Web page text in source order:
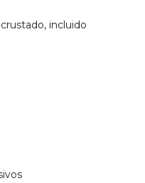
incluido